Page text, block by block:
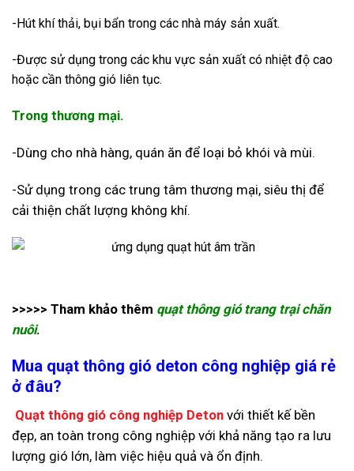
-Hút khí thải, bụi bẩn trong các nhà máy sản xuất.
-Được sử dụng trong các khu vực sản xuất có nhiệt độ cao
hoặc cần thông gió liên tục.
Trong thương mại.
-Dùng cho nhà hàng, quán ăn để loại bỏ khói và mùi.
-Sử dụng trong các trung tâm thương mại, siêu thị để
cải thiện chất lượng không khí.
>>>>> Tham khảo thêm quạt thông gió trang trại chăn
nuôi.
Mua quạt thông gió deton công nghiệp giá rẻ
ở đâu?
Quạt thông gió công nghiệp Deton với thiết kế bền
đẹp, an toàn trong công nghiệp với khả năng tạo ra lưu
lượng gió lớn, làm việc hiệu quả và ổn định.